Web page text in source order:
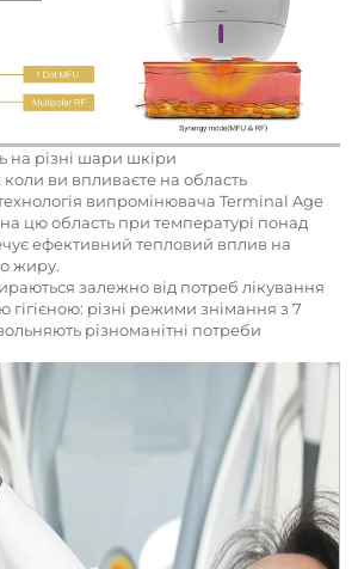
на різні шари шкіри
ви впливаєте на область
випромінювача Terminal Age
цю область при температурі понад
ефективний тепловий вплив на
жиру.
залежно від потреб лікування
гігієною: різні режими знімання з 7
різноманітні потреби